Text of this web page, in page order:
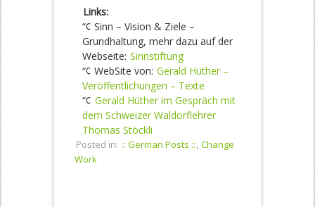
Links:
“¢ Sinn – Vision & Ziele –
Grundhaltung, mehr dazu auf der
Webseite: Sinnstiftung
“¢ WebSite von: Gerald Hüther –
Veröffentlichungen – Texte
“¢ Gerald Hüther im Gespräch mit
dem Schweizer Waldorflehrer
Thomas Stöckli
Posted in: :: German Posts ::, Change
Work